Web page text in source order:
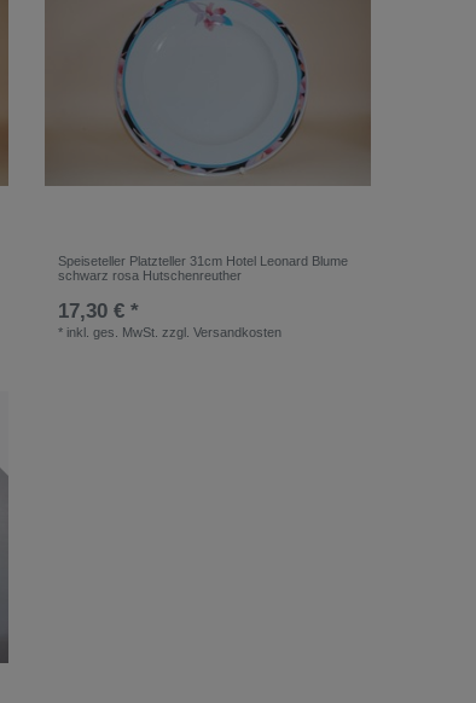
Speiseteller Platzteller 31cm Hotel Leonard Blume
schwarz rosa Hutschenreuther
17,30 € *
* inkl. ges. MwSt. zzgl.Versandkosten